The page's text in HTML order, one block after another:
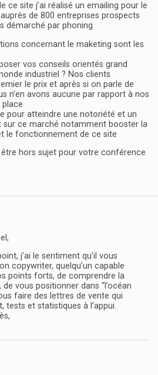
ce site j’ai réalisé un emailing pour le
de 800 entreprises prospects
démarché par phoning
concernant le maketing sont les
vos conseils orientés grand
industriel ? Nos clients
le prix et après si on parle de
n’en avons aucune par rapport à nos
pour atteindre une notoriété et un
sur ce marché notamment booster la
le fonctionnement de ce site
être hors sujet pour votre conférence
j’ai le sentiment qu’il vous
copywriter, quelqu’un capable
points forts, de comprendre la
vous positionner dans “l’océan
faire des lettres de vente qui
tests et statistiques à l’appui.